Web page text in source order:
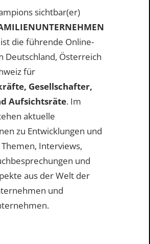
sichtbar(er)
ist die führende Online-
Deutschland, Österreich
für
Gesellschafter,
Aufsichtsräte. Im
aktuelle
zu Entwicklungen und
Interviews,
und
aus der Welt der
und